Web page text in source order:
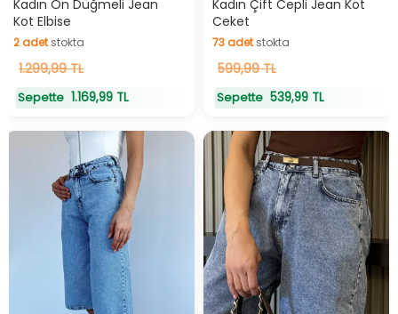
Kadın Ön Düğmeli Jean
Kot Elbise
2adetstokta
2adetstokta
1.299,99 TL
Sepette 1.169,99 TL
Kadın Çift Cepli Jean Kot
Ceket
73adetstokta
73adetstokta
599,99 TL
Sepette 539,99 TL